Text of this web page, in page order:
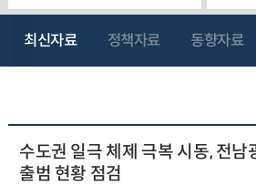
최신자료 정책자료 동향자료
수도권 일극 체제 극복 시동, 전남
출범 현황 점검